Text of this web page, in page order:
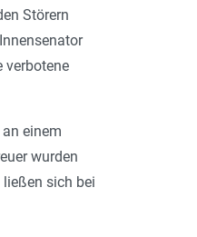
Störern
verbotene
einem
wurden
sich bei